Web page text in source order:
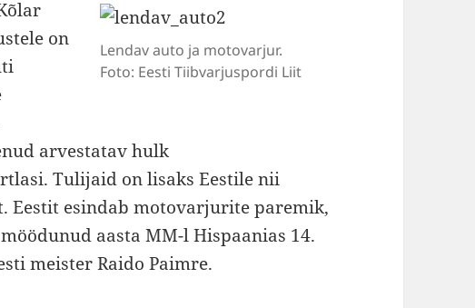
Lendav auto ja motovarjur.
Foto: Eesti Tiibvarjuspordi Liit
on
arvestatav hulk
Tulijaid on lisaks Eestile nii
Eestit esindab motovarjurite paremik,
aasta MM-l Hispaanias 14.
meister Raido Paimre.